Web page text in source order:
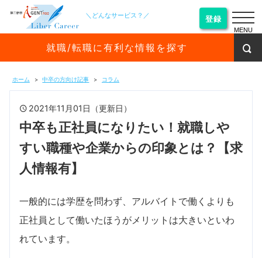
＼どんなサービス？／ 登録
就職/転職に有利な情報を探す
ホーム 中卒の方向け記事 コラム
2021年11月01日（更新日）
中卒も正社員になりたい！就職しや
すい職種や企業からの印象とは？【求
人情報有】
一般的には学歴を問わず、アルバイトで働くよりも
正社員として働いたほうがメリットは大きいといわ
れています。
MENU